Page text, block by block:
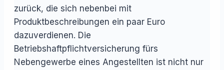
zurück, die sich nebenbei mit
Produktbeschreibungen ein paar Euro
dazuverdienen. Die
Betriebshaftpflichtversicherung fürs
Nebengewerbe eines Angestellten ist nicht nur